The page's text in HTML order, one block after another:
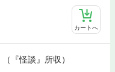
カートへ
『怪談』所収）